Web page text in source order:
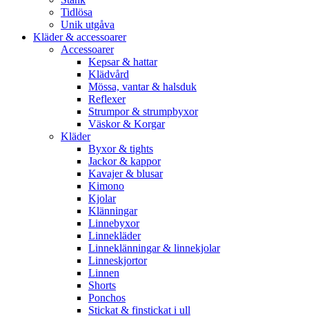
Tidlösa
Unik utgåva
Kläder & accessoarer
Accessoarer
Kepsar & hattar
Klädvård
Mössa, vantar & halsduk
Reflexer
Strumpor & strumpbyxor
Väskor & Korgar
Kläder
Byxor & tights
Jackor & kappor
Kavajer & blusar
Kimono
Kjolar
Klänningar
Linnebyxor
Linnekläder
Linneklänningar & linnekjolar
Linneskjortor
Linnen
Shorts
Ponchos
Stickat & finstickat i ull